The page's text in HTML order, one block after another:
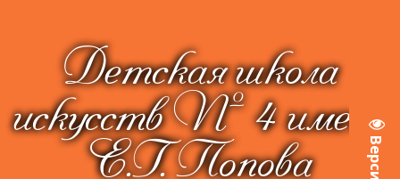
Детская школа
искусств № 4 имени
Е.Г. Попова